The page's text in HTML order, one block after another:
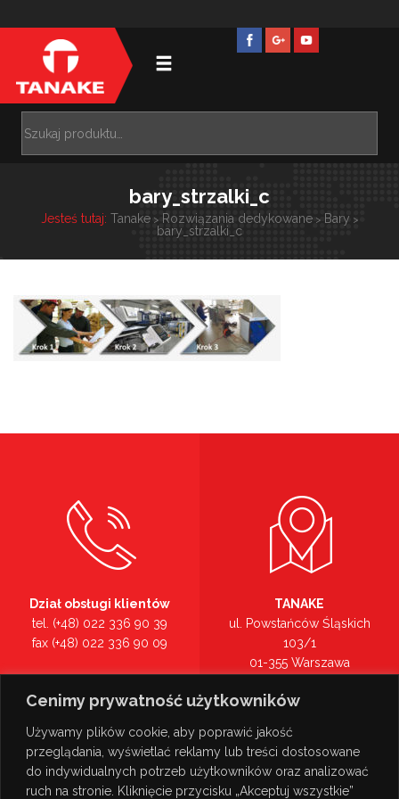
Cenimy prywatność użytkowników
Używamy plików cookie, aby poprawić jakość
przeglądania, wyświetlać reklamy lub treści dostosowane
do indywidualnych potrzeb użytkowników oraz analizować
ruch na stronie. Kliknięcie przycisku „Akceptuj wszystkie”
bary_strzalki_c
Jesteś tutaj: Tanake> Rozwiązania dedykowane> Bary >
bary_strzalki_c
Dział obsługi klientów
tel. (+48) 022 336 90 39
fax (+48) 022 336 90 09
tel. (+48) 022 336 90 00
TANAKE
ul. Powstańców Śląskich
103/1
01-355 Warszawa
Zobacz na mapie >